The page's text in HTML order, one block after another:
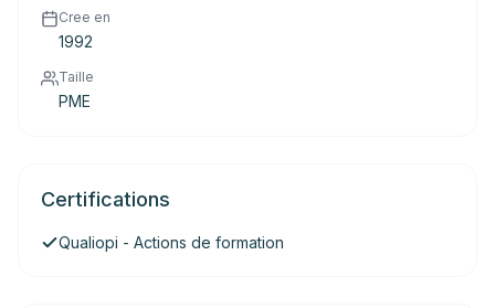
Cree en
1992
Taille
PME
Certifications
Qualiopi - Actions de formation